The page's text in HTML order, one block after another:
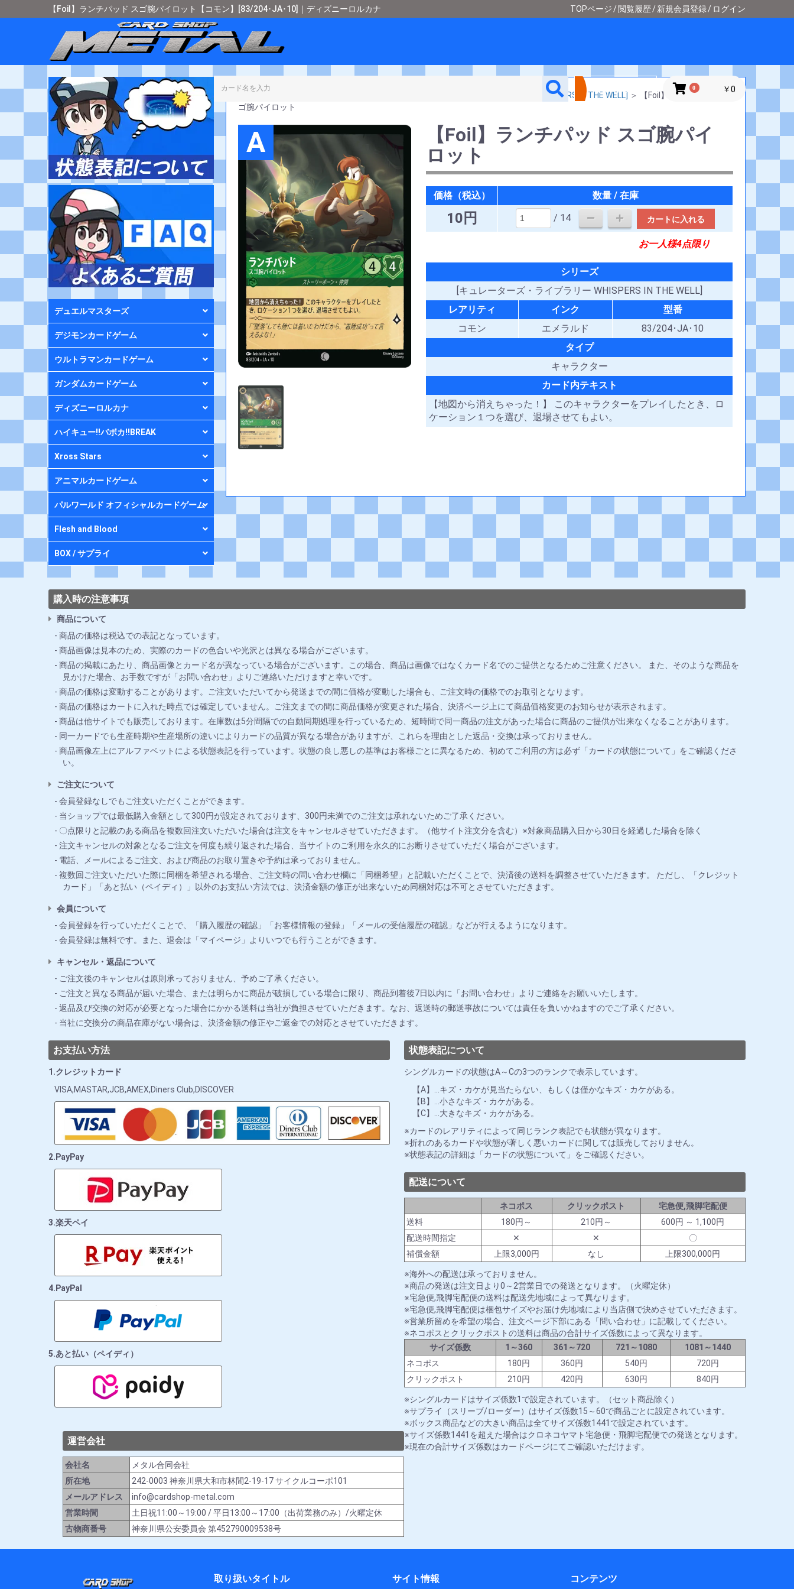
【Foil】ランチパッド スゴ腕パイロット【コモン】[83/204･JA･10]｜ディズニーロルカナ TOPページ 閲覧履歴 新規会員登録 ログイン
詳細検索 0 ￥0
デュエルマスターズ
デジモンカードゲーム
ウルトラマンカードゲーム
ガンダムカードゲーム
ディズニーロルカナ
ハイキュー!!バボカ!!BREAK
Xross Stars
アニマルカードゲーム
パルワールド オフィシャルカードゲーム
Flesh and Blood
BOX / サプライ
[キュレーターズ・ライブラリー WHISPERS IN THE WELL] ＞
【Foil】ランチパッド ス
ゴ腕パイロット
A
【Foil】ランチパッド スゴ腕パイ
ロット
価格（税込） 数量 / 在庫
10円 / 14 カートに入れる
お一人様4点限り
シリーズ
[キュレーターズ・ライブラリー WHISPERS IN THE WELL]
レアリティ
インク
型番
コモン
エメラルド
83/204･JA･10
タイプ
キャラクター
カード内テキスト
【地図から消えちゃった！】 このキャラクターをプレイしたとき、ロ
ケーション１つを選び、退場させてもよい。
購入時の注意事項
商品について
商品の価格は税込での表記となっています。
商品画像は見本のため、実際のカードの色合いや光沢とは異なる場合がございます。
商品の掲載にあたり、商品画像とカード名が異なっている場合がございます。この場合、商品は画像ではなくカード名でのご提供となるためご注意ください。 また、そのような商品を
見かけた場合、お手数ですが「お問い合わせ」よりご連絡いただけますと幸いです。
商品の価格は変動することがあります。ご注文いただいてから発送までの間に価格が変動した場合も、ご注文時の価格でのお取引となります。
商品の価格はカートに入れた時点では確定していません。ご注文までの間に商品価格が変更された場合、決済ページ上にて商品価格変更のお知らせが表示されます。
商品は他サイトでも販売しております。在庫数は5分間隔での自動同期処理を行っているため、短時間で同一商品の注文があった場合に商品のご提供が出来なくなることがあります。
同一カードでも生産時期や生産場所の違いによりカードの品質が異なる場合がありますが、これらを理由とした返品・交換は承っておりません。
商品画像左上にアルファベットによる状態表記を行っています。状態の良し悪しの基準はお客様ごとに異なるため、初めてご利用の方は必ず「カードの状態について」をご確認くださ
い。
ご注文について
会員登録なしでもご注文いただくことができます。
当ショップでは最低購入金額として300円が設定されております、300円未満でのご注文は承れないためご了承ください。
〇点限りと記載のある商品を複数回注文いただいた場合は注文をキャンセルさせていただきます。（他サイト注文分を含む）※対象商品購入日から30日を経過した場合を除く
注文キャンセルの対象となるご注文を何度も繰り返された場合、当サイトのご利用を永久的にお断りさせていただく場合がございます。
電話、メールによるご注文、および商品のお取り置きや予約は承っておりません。
複数回ご注文いただいた際に同梱を希望される場合、ご注文時の問い合わせ欄に「同梱希望」と記載いただくことで、決済後の送料を調整させていただきます。 ただし、「クレジット
カード」「あと払い（ペイディ）」以外のお支払い方法では、決済金額の修正が出来ないため同梱対応は不可とさせていただきます。
会員について
会員登録を行っていただくことで、「購入履歴の確認」「お客様情報の登録」「メールの受信履歴の確認」などが行えるようになります。
会員登録は無料です。また、退会は「マイページ」よりいつでも行うことができます。
キャンセル・返品について
ご注文後のキャンセルは原則承っておりません、予めご了承ください。
ご注文と異なる商品が届いた場合、または明らかに商品が破損している場合に限り、商品到着後7日以内に「お問い合わせ」よりご連絡をお願いいたします。
返品及び交換の対応が必要となった場合にかかる送料は当社が負担させていただきます。なお、返送時の郵送事故については責任を負いかねますのでご了承ください。
当社に交換分の商品在庫がない場合は、決済金額の修正やご返金での対応とさせていただきます。
お支払い方法
1.クレジットカード
VISA,MASTAR,JCB,AMEX,Diners Club,DISCOVER
2.PayPay
3.楽天ペイ
4.PayPal
5.あと払い（ペイディ）
状態表記について
シングルカードの状態はA～Cの3つのランクで表示しています。
【A】…キズ・カケが見当たらない、もしくは僅かなキズ・カケがある。
【B】…小さなキズ・カケがある。
【C】…大きなキズ・カケがある。
カードのレアリティによって同じランク表記でも状態が異なります。
折れのあるカードや状態が著しく悪いカードに関しては販売しておりません。
状態表記の詳細は「カードの状態について」をご確認ください。
配送について
ネコポス クリックポスト
宅急便,飛脚宅配便
送料
180円～ 210円～
600円 ～ 1,100円
配送時間指定
✕ ✕
〇
補償金額
上限3,000円 なし 上限300,000円
海外への配送は承っておりません。
商品の発送は注文日より0～2営業日での発送となります。（火曜定休）
宅急便,飛脚宅配便の送料は配送先地域によって異なります。
宅急便,飛脚宅配便は梱包サイズやお届け先地域により当店側で決めさせていただきます。
営業所留めを希望の場合、注文ページ下部にある「問い合わせ」に記載してください。
ネコポスとクリックポストの送料は商品の合計サイズ係数によって異なります。
サイズ係数
1～360 361～720 721～1080
1081～1440
ネコポス
180円 360円 540円
720円
クリックポスト
210円 420円 630円 840円
シングルカードはサイズ係数1で設定されています。（セット商品除く）
サプライ（スリーブ/ローダー）はサイズ係数15～60で商品ごとに設定されています。
ボックス商品などの大きい商品は全てサイズ係数1441で設定されています。
サイズ係数1441を超えた場合はクロネコヤマト宅急便・飛脚宅配便での発送となります。
現在の合計サイズ係数はカードページにてご確認いただけます。
運営会社
会社名
メタル合同会社
所在地
242-0003 神奈川県大和市林間2-19-17 サイクルコーポ101
メールアドレス
info@cardshop-metal.com
営業時間
土日祝11:00～19:00 / 平日13:00～17:00（出荷業務のみ）/火曜定休
古物商番号
神奈川県公安委員会 第452790009538号
取り扱いタイトル サイト情報 コンテンツ